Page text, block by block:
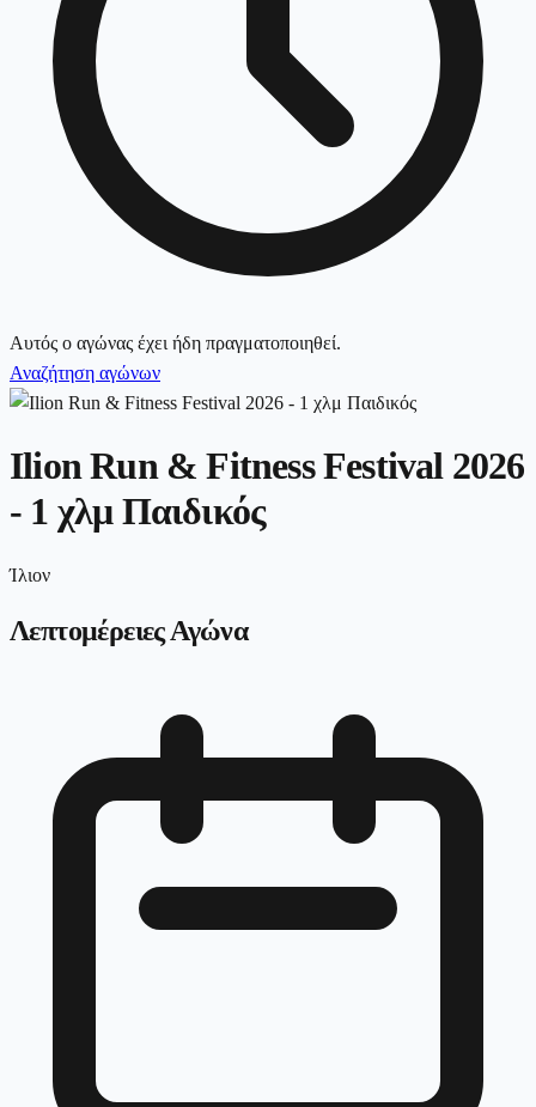
Αυτός ο αγώνας έχει ήδη πραγματοποιηθεί.
Αναζήτηση αγώνων
Ilion Run & Fitness Festival 2026
- 1 χλμ Παιδικός
Ίλιον
Λεπτομέρειες Αγώνα